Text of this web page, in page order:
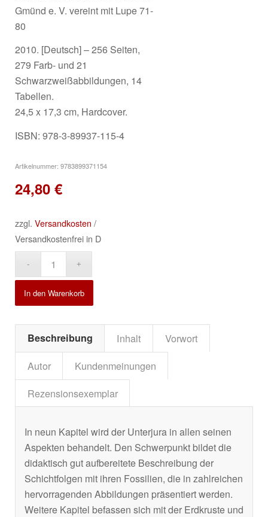
Gmünd e. V. vereint mit Lupe 71-
80
2010. [Deutsch] – 256 Seiten,
279 Farb- und 21
Schwarzweißabbildungen, 14
Tabellen.
24,5 x 17,3 cm, Hardcover.
ISBN: 978-3-89937-115-4
Artikelnummer: 9783899371154
24,80 €
zzgl. Versandkosten /
Versandkostenfrei in D
In den Warenkorb
Beschreibung Inhalt
Vorwort
Autor
Kundenmeinungen
Rezensionsexemplar
In neun Kapitel wird der Unterjura in allen seinen
Aspekten behandelt. Den Schwerpunkt bildet die
didaktisch gut aufbereitete Beschreibung der
Schichtfolgen mit ihren Fossilien, die in zahlreichen
hervorragenden Abbildungen präsentiert werden.
Weitere Kapitel befassen sich mit der Erdkruste und